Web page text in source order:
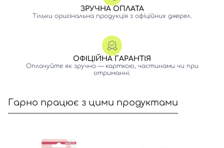
ЗРУЧНА ОПЛАТА
Тільки оригінальна продукція з офіційних джерел.
ОФІЦІЙНА ГАРАНТІЯ
Оплачуйте як зручно — карткою, частинами чи при
отриманні.
Гарно працює з цими продуктами